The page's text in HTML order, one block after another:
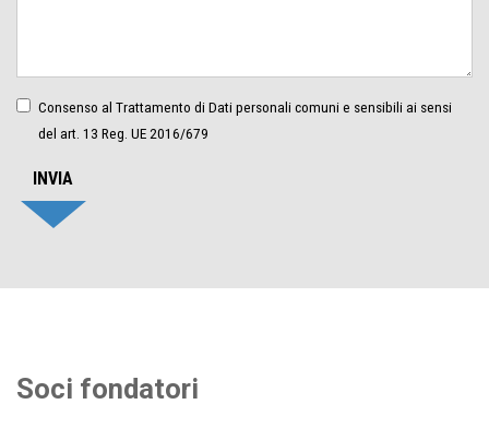
Consenso al Trattamento di Dati personali comuni e sensibili ai sensi
del art. 13 Reg. UE 2016/679
INVIA
Soci fondatori